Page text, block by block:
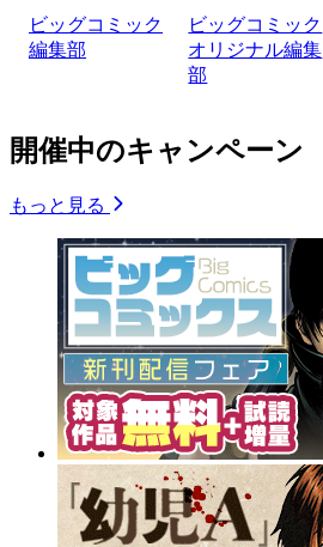
ビッグコミック
編集部
ビッグコミック
オリジナル編集
部
開催中のキャンペーン
もっと見る